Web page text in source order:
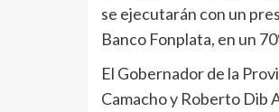
se ejecutarán con un
Banco Fonplata, en un
El Gobernador de la
Camacho y Roberto Dib